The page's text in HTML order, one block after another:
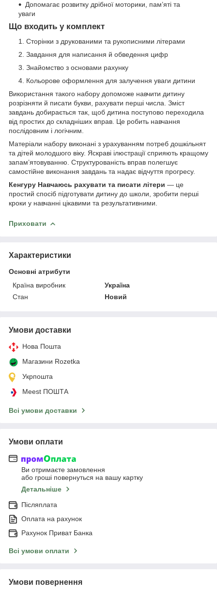
Допомагає розвитку дрібної моторики, пам’яті та
уваги
Що входить у комплект
Сторінки з друкованими та рукописними літерами
Завдання для написання й обведення цифр
Знайомство з основами рахунку
Кольорове оформлення для залучення уваги дитини
Використання такого набору допоможе навчити дитину
розрізняти й писати букви, рахувати перші числа. Зміст
завдань добирається так, щоб дитина поступово переходила
від простих до складніших вправ. Це робить навчання
послідовним і логічним.
Матеріали набору виконані з урахуванням потреб дошкільнят
та дітей молодшого віку. Яскраві ілюстрації сприяють кращому
запам’ятовуванню. Структурованість вправ полегшує
самостійне виконання завдань та надає відчуття прогресу.
Кенгуру Навчаюсь рахувати та писати літери — це
простий спосіб підготувати дитину до школи, зробити перші
кроки у навчанні цікавими та результативними.
Приховати
Характеристики
Основні атрибути
Країна виробник
Україна
Стан
Новий
Умови доставки
Нова Пошта
Магазини Rozetka
Укрпошта
Meest ПОШТА
Всі умови доставки
Умови оплати
Ви отримаєте замовлення
або гроші повернуться на вашу картку
Детальніше
Післяплата
Оплата на рахунок
Рахунок Приват Банка
Всі умови оплати
Умови повернення